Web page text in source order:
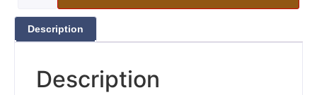
Description
Description